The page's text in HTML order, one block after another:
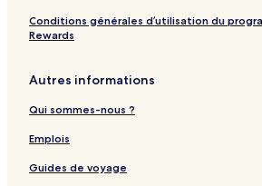
a
Y
M
A
N
A
K
K
Conditions générales d’utilisation du
Rewards
Autres informations
Qui sommes-nous ?
Emplois
Guides de voyage